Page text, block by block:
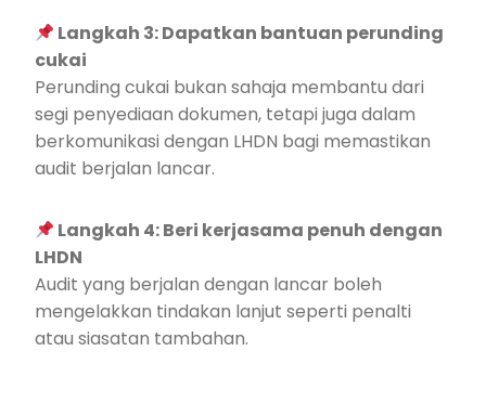
Langkah 3: Dapatkan bantuan perunding
cukai
Perunding cukai bukan sahaja membantu dari
segi penyediaan dokumen, tetapi juga dalam
berkomunikasi dengan LHDN bagi memastikan
audit berjalan lancar.
Langkah 4: Beri kerjasama penuh dengan
LHDN
Audit yang berjalan dengan lancar boleh
mengelakkan tindakan lanjut seperti penalti
atau siasatan tambahan.